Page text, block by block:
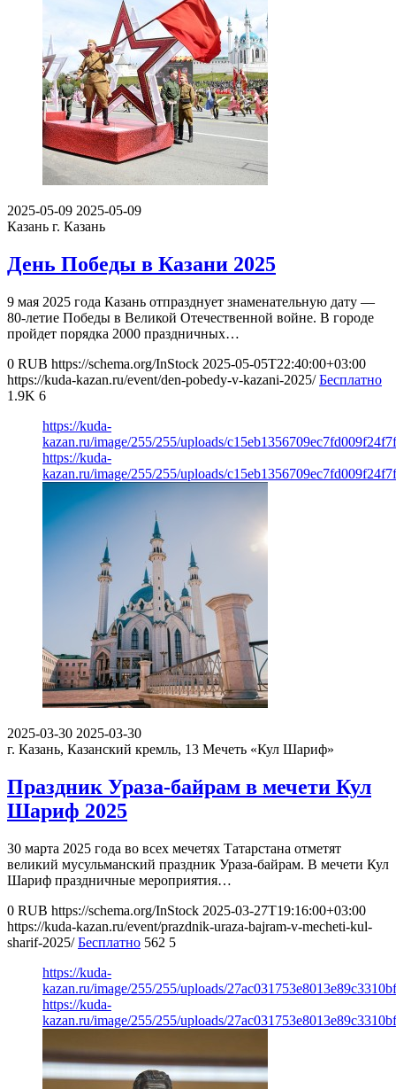
2025-05-09 2025-05-09
Казань г. Казань
День Победы в Казани 2025
9 мая 2025 года Казань отпразднует знаменательную дату —
80-летие Победы в Великой Отечественной войне. В городе
пройдет порядка 2000 праздничных…
0 RUB https://schema.org/InStock 2025-05-05T22:40:00+03:00
https://kuda-kazan.ru/event/den-pobedy-v-kazani-2025/ Бесплатно
1.9K 6
https://kuda-
kazan.ru/image/255/255/uploads/
https://kuda-
kazan.ru/image/255/255/uploads/
2025-03-30 2025-03-30
г. Казань, Казанский кремль, 13 Мечеть «Кул Шариф»
Праздник Ураза-байрам в мечети Кул
Шариф 2025
30 марта 2025 года во всех мечетях Татарстана отметят
великий мусульманский праздник Ураза-байрам. В мечети Кул
Шариф праздничные мероприятия…
0 RUB https://schema.org/InStock 2025-03-27T19:16:00+03:00
https://kuda-kazan.ru/event/prazdnik-uraza-bajram-v-mecheti-kul-
sharif-2025/ Бесплатно 562 5
https://kuda-
kazan.ru/image/255/255/uploads/
https://kuda-
kazan.ru/image/255/255/uploads/